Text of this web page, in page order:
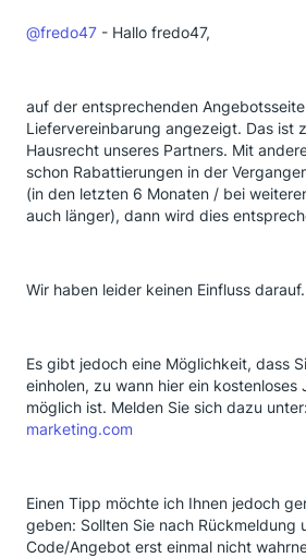
@fredo47 - Hallo fredo47,
auf der entsprechenden
Liefervereinbarung angezeigt. Das ist
Hausrecht unseres Partners. Mit
schon Rabattierungen in der
(in den letzten 6 Monaten / bei
auch länger), dann wird dies
Wir haben leider keinen Einfluss darauf.
Es gibt jedoch eine Möglichkeit, dass
einholen, zu wann hier ein kostenloses
möglich ist. Melden Sie sich dazu unter:
marketing.com
Einen Tipp möchte ich Ihnen jedoch
geben: Sollten Sie nach Rückmeldung
Code/Angebot erst einmal nicht